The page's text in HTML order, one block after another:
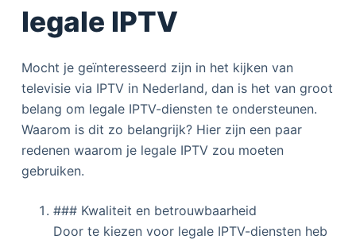
legale IPTV
Mocht je geïnteresseerd zijn in het kijken van
televisie via IPTV in Nederland, dan is het van groot
belang om legale IPTV-diensten te ondersteunen.
Waarom is dit zo belangrijk? Hier zijn een paar
redenen waarom je legale IPTV zou moeten
gebruiken.
### Kwaliteit en betrouwbaarheid
Door te kiezen voor legale IPTV-diensten heb